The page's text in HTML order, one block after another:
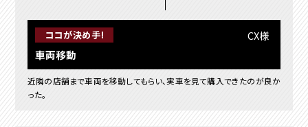
ココが決め手!
車両移動
CX様
近隣の店舗まで車両を移動してもらい、実車を見て購入できたのが良か
った。